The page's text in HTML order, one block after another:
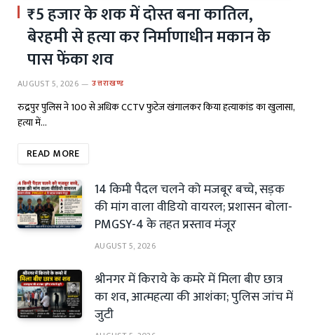
₹5 हजार के शक में दोस्त बना कातिल,
बेरहमी से हत्या कर निर्माणाधीन मकान के
पास फेंका शव
AUGUST 5, 2026 उत्तराखण्ड
रुद्रपुर पुलिस ने 100 से अधिक CCTV फुटेज खंगालकर किया हत्याकांड का खुलासा,
हत्या में…
READ MORE
14 किमी पैदल चलने को मजबूर बच्चे, सड़क
की मांग वाला वीडियो वायरल; प्रशासन बोला-
PMGSY-4 के तहत प्रस्ताव मंजूर
AUGUST 5, 2026
श्रीनगर में किराये के कमरे में मिला बीए छात्र
का शव, आत्महत्या की आशंका; पुलिस जांच में
जुटी